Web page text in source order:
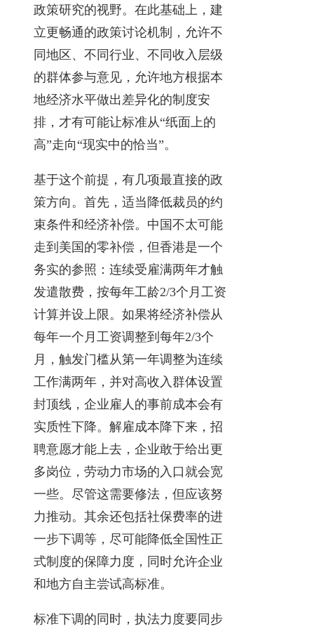
政策研究的视野。在此基础上，建
立更畅通的政策讨论机制，允许不
同地区、不同行业、不同收入层级
的群体参与意见，允许地方根据本
地经济水平做出差异化的制度安
排，才有可能让标准从“纸面上的
高”走向“现实中的恰当”。
基于这个前提，有几项最直接的政
策方向。首先，适当降低裁员的约
束条件和经济补偿。中国不太可能
走到美国的零补偿，但香港是一个
务实的参照：连续受雇满两年才触
发遣散费，按每年工龄2/3个月工资
计算并设上限。如果将经济补偿从
每年一个月工资调整到每年2/3个
月，触发门槛从第一年调整为连续
工作满两年，并对高收入群体设置
封顶线，企业雇人的事前成本会有
实质性下降。解雇成本降下来，招
聘意愿才能上去，企业敢于给出更
多岗位，劳动力市场的入口就会宽
一些。尽管这需要修法，但应该努
力推动。其余还包括社保费率的进
一步下调等，尽可能降低全国性正
式制度的保障力度，同时允许企业
和地方自主尝试高标准。
标准下调的同时，执法力度要同步